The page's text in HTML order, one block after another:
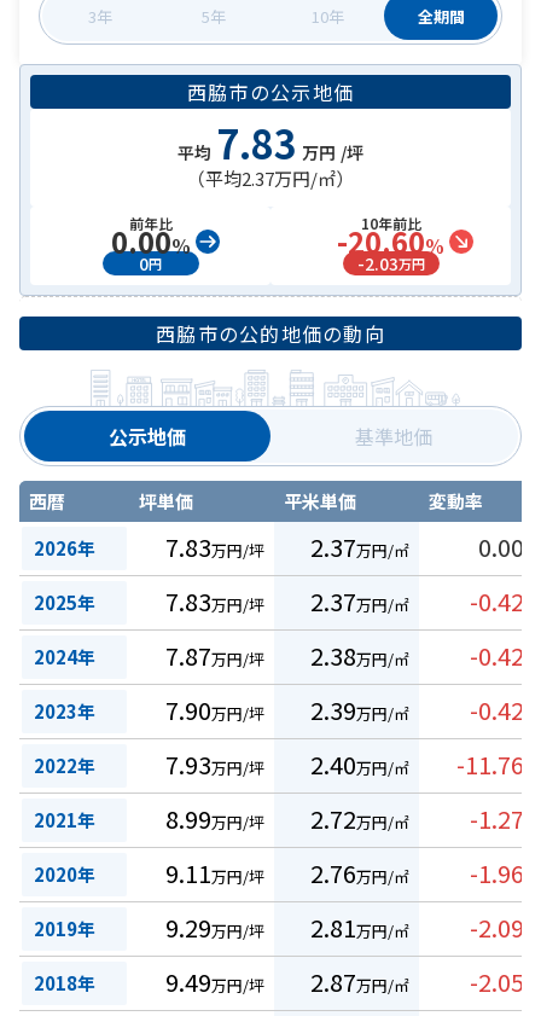
3年 5年 10年 全期間
西脇市の公示地価
平均 7.83 万円 /坪
（平均2.37万円/㎡）
前年比
0.00%
0円
10年前比
-20.60%
-2.03万円
西脇市の公的地価の動向
公示地価 基準地価
西暦 坪単価 平米単価
変動率
2026年
7.83万円/坪 2.37万円/㎡ 0.00
2025年 7.83万円/坪 2.37万円/㎡ -0.42
2024年 7.87万円/坪 2.38万円/㎡ -0.42
2023年 7.90万円/坪 2.39万円/㎡ -0.42
2022年 7.93万円/坪 2.40万円/㎡ -11.76
2021年 8.99万円/坪 2.72万円/㎡ -1.27
2020年 9.11万円/坪 2.76万円/㎡ -1.96
2019年 9.29万円/坪 2.81万円/㎡ -2.09
2018年 9.49万円/坪 2.87万円/㎡ -2.05